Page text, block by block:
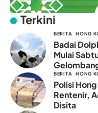
Terkini
BERITA HONG
Badai
Mulai
BERITA HONG
Polisi
Rentenir,
Disita